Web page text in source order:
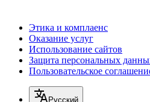
Этика и комплаенс
Оказание услуг
Использование сайтов
Защита персональных
Пользовательское
Русский